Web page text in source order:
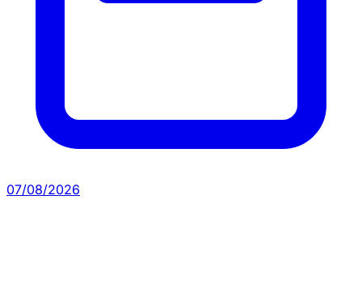
07/08/2026